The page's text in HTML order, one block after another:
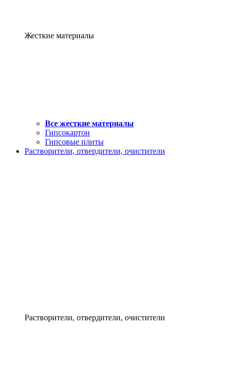
Жесткие материалы
Все жесткие материалы
Гипсокартон
Гипсовые плиты
Растворители, отвердители, очистители
Растворители, отвердители, очистители